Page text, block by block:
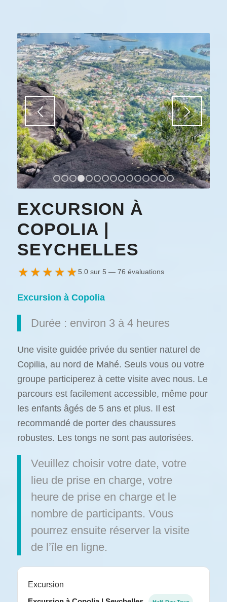
1 2 3 4 5 6 7 8 9 10111213
EXCURSION À
COPOLIA |
SEYCHELLES
★ ★ ★ ★ ★ 5.0 sur 5 — 76 évaluations
Excursion à Copolia
Durée : environ 3 à 4 heures
Une visite guidée privée du sentier naturel de
Copilia, au nord de Mahé. Seuls vous ou votre
groupe participerez à cette visite avec nous. Le
parcours est facilement accessible, même pour
les enfants âgés de 5 ans et plus. Il est
recommandé de porter des chaussures
robustes. Les tongs ne sont pas autorisées.
Veuillez choisir votre date, votre
lieu de prise en charge, votre
heure de prise en charge et le
nombre de participants. Vous
pourrez ensuite réserver la visite
de l’île en ligne.
Excursion